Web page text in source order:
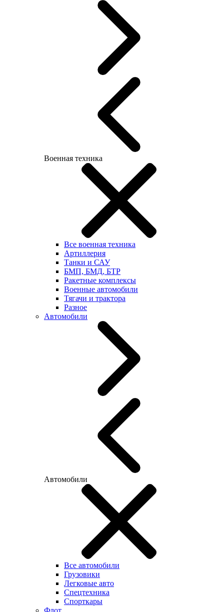
Военная техника
Все военная техника
Артиллерия
Танки и САУ
БМП, БМД, БТР
Ракетные комплексы
Военные автомобили
Тягачи и трактора
Разное
Автомобили
Автомобили
Все автомобили
Грузовики
Легковые авто
Спецтехника
Спорткары
Флот